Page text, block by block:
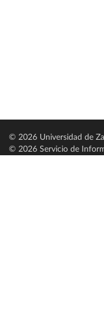
© 2026 Universidad de
© 2026 Servicio de